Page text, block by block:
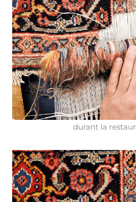
durant la